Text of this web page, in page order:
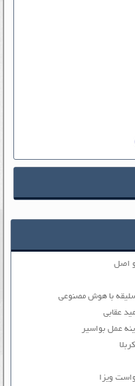
و اصل
با هوش مصنوعی
عقابی
عمل بواسیر
ویزا